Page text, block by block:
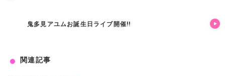
鬼多見アユムお誕生日ライブ開催!!
関連記事